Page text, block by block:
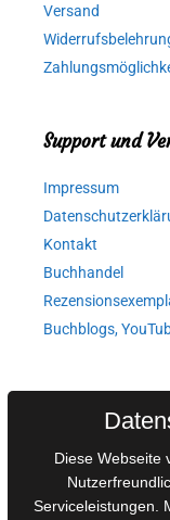
Versand
Support und
Impressum
Kontakt
Buchhandel
Buchblogs,
AGB für
Online-Artikel
Manuskripte
Diese Webseite
Serviceleistungen.